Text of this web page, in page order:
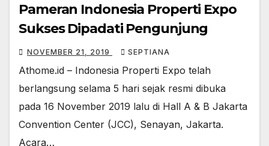
Pameran Indonesia Properti Expo
Sukses Dipadati Pengunjung
NOVEMBER 21, 2019 SEPTIANA
Athome.id – Indonesia Properti Expo telah
berlangsung selama 5 hari sejak resmi dibuka
pada 16 November 2019 lalu di Hall A & B Jakarta
Convention Center (JCC), Senayan, Jakarta.
Acara…